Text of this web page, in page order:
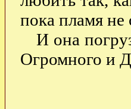
пока пламя
И она
Огромного и